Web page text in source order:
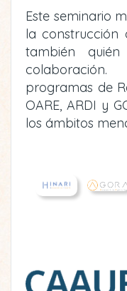
Este seminario
la construcción
también
programas de
OARE, ARDI y
los ámbitos